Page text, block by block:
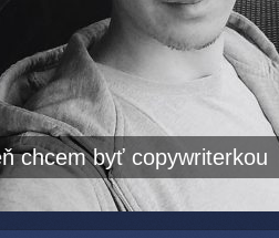
chcem byť copywriterkou